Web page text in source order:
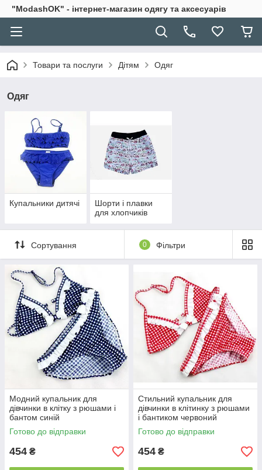
"ModashOK" - інтернет-магазин одягу та аксесуарів
Товари та послуги Дітям Одяг
Одяг
Купальники дитячі
Шорти і плавки
для хлопчиків
Сортування 0 Фільтри
Модний купальник для
дівчинки в клітку з рюшами і
бантом синій
Готово до відправки
454 ₴
Стильний купальник для
дівчинки в клітинку з рюшами
і бантиком червоний
Готово до відправки
454 ₴